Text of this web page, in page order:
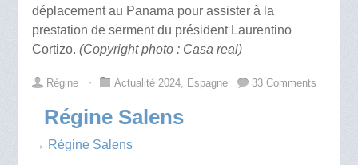
déplacement au Panama pour assister à la
prestation de serment du président Laurentino
Cortizo. (Copyright photo : Casa real)
Régine ⋅ Actualité 2024, Espagne 33 Comments
Régine Salens
→ Régine Salens